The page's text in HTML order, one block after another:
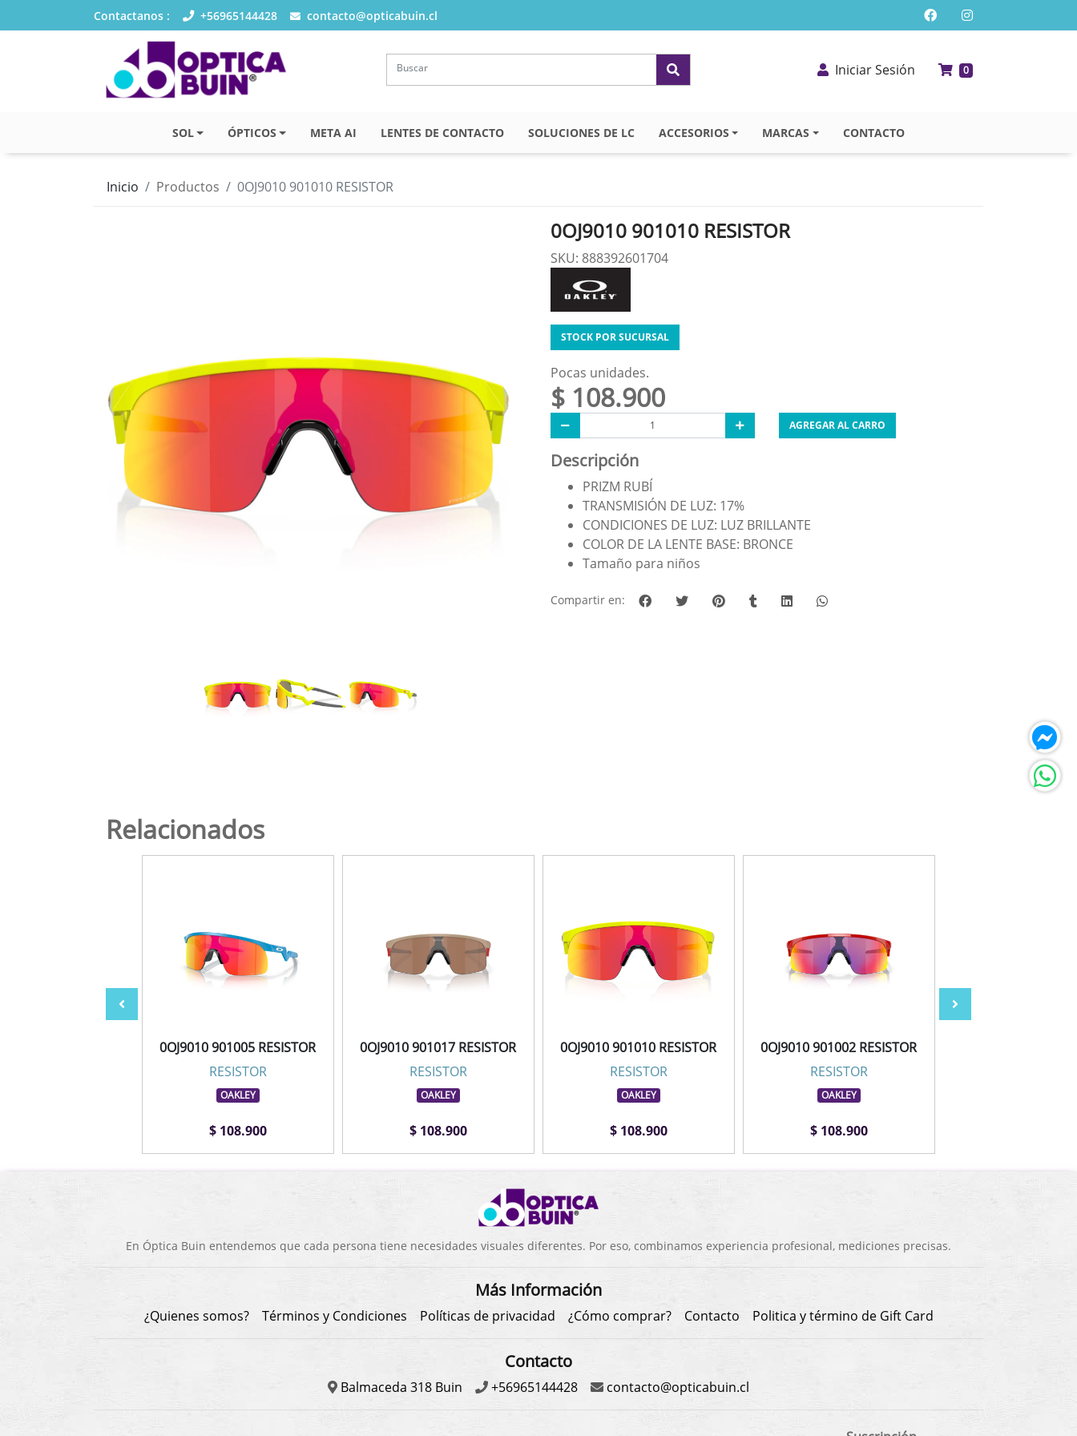
Contactanos : +56965144428 contacto@opticabuin.cl
Iniciar Sesión 0
SOL ÓPTICOS META AI LENTES DE CONTACTO SOLUCIONES DE LC ACCESORIOS MARCAS CONTACTO
Inicio Productos 0OJ9010 901010 RESISTOR
0OJ9010 901010 RESISTOR
SKU: 888392601704
STOCK POR SUCURSAL
Pocas unidades.
$ 108.900
AGREGAR AL CARRO
Descripción
PRIZM RUBÍ
TRANSMISIÓN DE LUZ: 17%
CONDICIONES DE LUZ: LUZ BRILLANTE
COLOR DE LA LENTE BASE: BRONCE
Tamaño para niños
Compartir en:
Relacionados
0OJ9010 901005 RESISTOR
RESISTOR
OAKLEY
$ 108.900
0OJ9010 901017 RESISTOR
RESISTOR
OAKLEY
$ 108.900
0OJ9010 901010 RESISTOR
RESISTOR
OAKLEY
$ 108.900
0OJ9010 901002 RESISTOR
RESISTOR
OAKLEY
$ 108.900
En Óptica Buin entendemos que cada persona tiene necesidades visuales diferentes. Por eso, combinamos experiencia profesional, mediciones precisas.
Más Información
¿Quienes somos? Términos y Condiciones Políticas de privacidad ¿Cómo comprar? Contacto Politica y término de Gift Card
Contacto
Balmaceda 318 Buin +56965144428 contacto@opticabuin.cl